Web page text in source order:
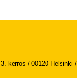
kerros / 00120 Helsinki /